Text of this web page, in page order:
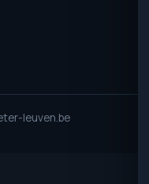
leuven.be